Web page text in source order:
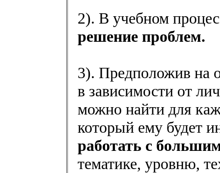
2). В учебном
решение проблем.
3). Предположив на
в зависимости от
можно найти для
который ему будет
работать с
тематике, уровню,